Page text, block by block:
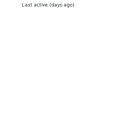
Last active (days ago)